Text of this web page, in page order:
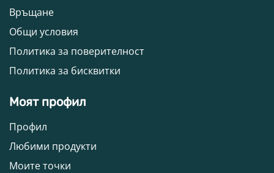
Връщане
Общи условия
Политика за поверителност
Политика за бисквитки
Моят профил
Профил
Любими продукти
Моите точки